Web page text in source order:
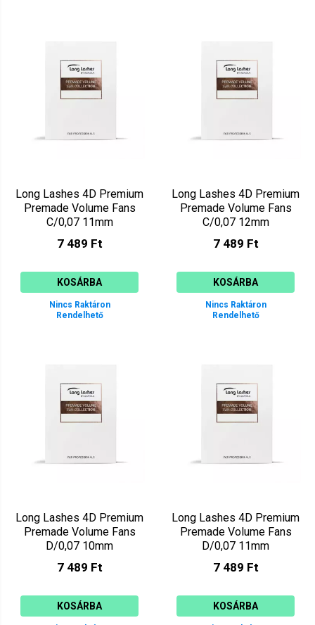
Long Lashes 4D Premium
Premade Volume Fans
C/0,07 11mm
LLPRE4DC07011
7 489 Ft
KOSÁRBA
Nincs Raktáron
Rendelhető
Long Lashes 4D Premium
Premade Volume Fans
C/0,07 12mm
LLPRE4DC07012
7 489 Ft
KOSÁRBA
Nincs Raktáron
Rendelhető
Long Lashes 4D Premium
Premade Volume Fans
D/0,07 10mm
7 489 Ft
KOSÁRBA
Long Lashes 4D Premium
Premade Volume Fans
D/0,07 11mm
7 489 Ft
KOSÁRBA